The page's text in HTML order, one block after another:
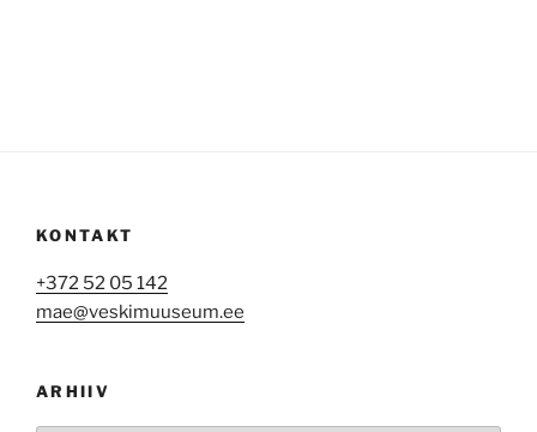
KONTAKT
+372 52 05 142
mae@veskimuuseum.ee
ARHIIV